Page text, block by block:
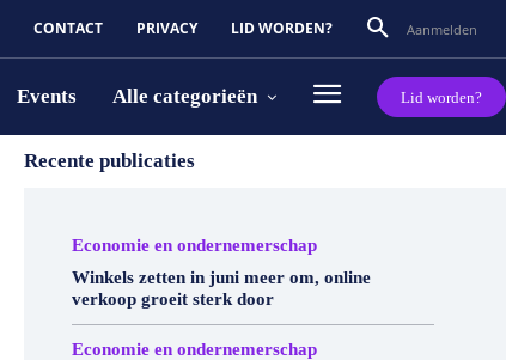
CONTACT PRIVACY LID WORDEN? Aanmelden
Events Alle categorieën Lid worden?
Recente publicaties
Economie en ondernemerschap
Winkels zetten in juni meer om, online
verkoop groeit sterk door
Economie en ondernemerschap